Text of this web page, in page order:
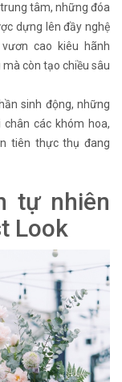
tâm, những đóa
dựng lên đầy nghệ
cao kiêu hãnh
còn tạo chiều sâu
sinh động, những
các khóm hoa,
tiên thực thụ đang
tự nhiên
Look